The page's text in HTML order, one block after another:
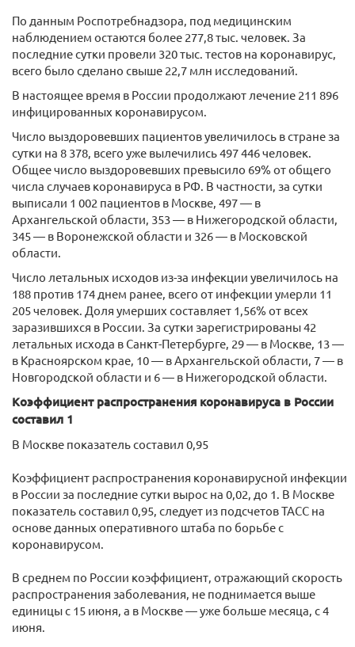
По данным Роспотребнадзора, под медицинским
наблюдением остаются более 277,8 тыс. человек. За
последние сутки провели 320 тыс. тестов на коронавирус,
всего было сделано свыше 22,7 млн исследований.
В настоящее время в России продолжают лечение 211 896
инфицированных коронавирусом.
Число выздоровевших пациентов увеличилось в стране за
сутки на 8 378, всего уже вылечились 497 446 человек.
Общее число выздоровевших превысило 69% от общего
числа случаев коронавируса в РФ. В частности, за сутки
выписали 1 002 пациентов в Москве, 497 — в
Архангельской области, 353 — в Нижегородской области,
345 — в Воронежской области и 326 — в Московской
области.
Число летальных исходов из-за инфекции увеличилось на
188 против 174 днем ранее, всего от инфекции умерли 11
205 человек. Доля умерших составляет 1,56% от всех
заразившихся в России. За сутки зарегистрированы 42
летальных исхода в Санкт-Петербурге, 29 — в Москве, 13 —
в Красноярском крае, 10 — в Архангельской области, 7 — в
Новгородской области и 6 — в Нижегородской области.
Коэффициент распространения коронавируса в России
составил 1
В Москве показатель составил 0,95
Коэффициент распространения коронавирусной инфекции
в России за последние сутки вырос на 0,02, до 1. В Москве
показатель составил 0,95, следует из подсчетов ТАСС на
основе данных оперативного штаба по борьбе с
коронавирусом.
В среднем по России коэффициент, отражающий скорость
распространения заболевания, не поднимается выше
единицы с 15 июня, а в Москве — уже больше месяца, с 4
июня.